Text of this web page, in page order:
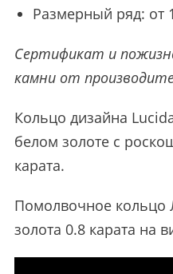
Размерный ряд: от
Сертификат и
камни от
Кольцо дизайна
белом золоте с
карата.
Помолвочное кольцо
золота 0.8 карата на